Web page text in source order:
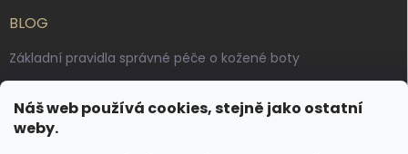
Náš web používá cookies, stejně jako ostatní
weby.
BLOG
Základní pravidla správné péče o kožené boty
Výroba českých kožených opasků: vůně pravé kůže, dotek
řemesla